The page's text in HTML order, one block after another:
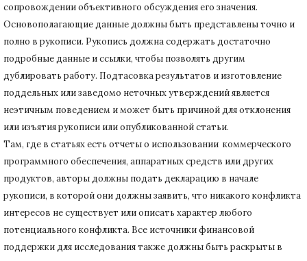
сопровождении объективного обсуждения его значения.
Основополагающие данные должны быть представлены точно и
полно в рукописи. Рукопись должна содержать достаточно
подробные данные и ссылки, чтобы позволять другим
дублировать работу. Подтасовка результатов и изготовление
поддельных или заведомо неточных утверждений является
неэтичным поведением и может быть причиной для отклонения
или изъятия рукописи или опубликованной статьи.
Там, где в статьях есть отчеты о использовании коммерческого
программного обеспечения, аппаратных средств или других
продуктов, авторы должны подать декларацию в начале
рукописи, в которой они должны заявить, что никакого конфликта
интересов не существует или описать характер любого
потенциального конфликта. Все источники финансовой
поддержки для исследования также должны быть раскрыты в